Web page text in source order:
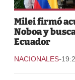
Milei firmó
Noboa y
Ecuador
NACIONALES-